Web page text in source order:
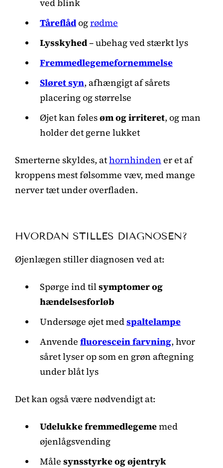
ved blink
Tåreflådogrødme
Lysskyhed– ubehag ved stærkt lys
Fremmedlegemefornemmelse
Sløret syn, afhængigt af sårets
placering og størrelse
Øjet kan følesøm og irriteret, og man
holder det gerne lukket
Smerterne skyldes, athornhinden er et af
kroppens mest følsomme væv, med mange
nerver tæt under overfladen.
HVORDAN STILLES DIAGNOSEN?
Øjenlægen stiller diagnosen ved at:
Spørge ind tilsymptomer og
hændelsesforløb
Undersøge øjet medspaltelampe
Anvende fluorescein farvning, hvor
såret lyser op som en grøn aftegning
under blåt lys
Det kan også være nødvendigt at:
Udelukke fremmedlegememed
øjenlågsvending
Måle synsstyrke og øjentryk